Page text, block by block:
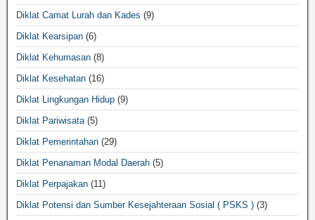
Diklat Camat Lurah dan Kades (9)
Diklat Kearsipan (6)
Diklat Kehumasan (8)
Diklat Kesehatan (16)
Diklat Lingkungan Hidup (9)
Diklat Pariwisata(5)
Diklat Pemerintahan (29)
Diklat Penanaman Modal Daerah (5)
Diklat Perpajakan (11)
Diklat Potensi dan Sumber Kesejahteraan Sosial ( PSKS ) (3)